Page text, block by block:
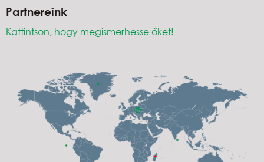
Partnereink
Kattintson, hogy megismerhesse őket!